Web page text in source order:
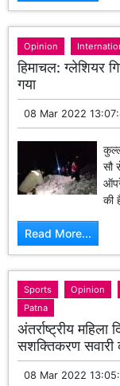
Opinion
हिमाचल: ग्लेशियर
गया
08 Mar 2022
सौ
की
Read More...
Sports Opinion
Patna
अंतर्राष्ट्रीय महिला
सशक्तिकरण सवारी
08 Mar 2022